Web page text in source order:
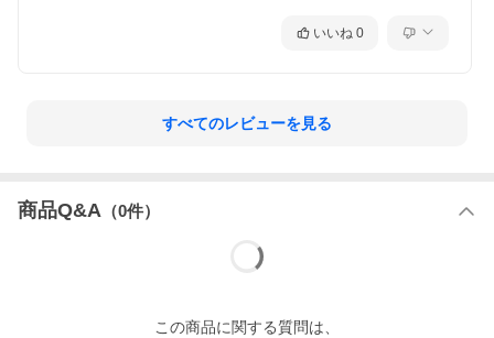
いいね 0
すべてのレビューを見る
商品Q&A （0件）
この商品に関する質問は、